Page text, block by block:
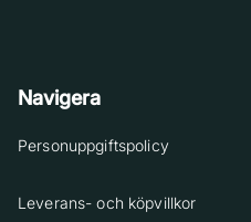
Navigera
Personuppgiftspolicy
Leverans- och köpvillkor